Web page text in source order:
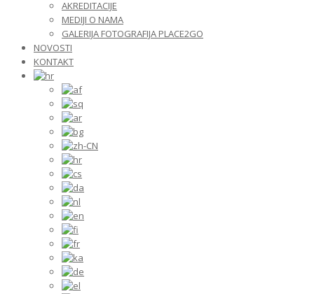
AKREDITACIJE
MEDIJI O NAMA
GALERIJA FOTOGRAFIJA PLACE2GO
NOVOSTI
KONTAKT